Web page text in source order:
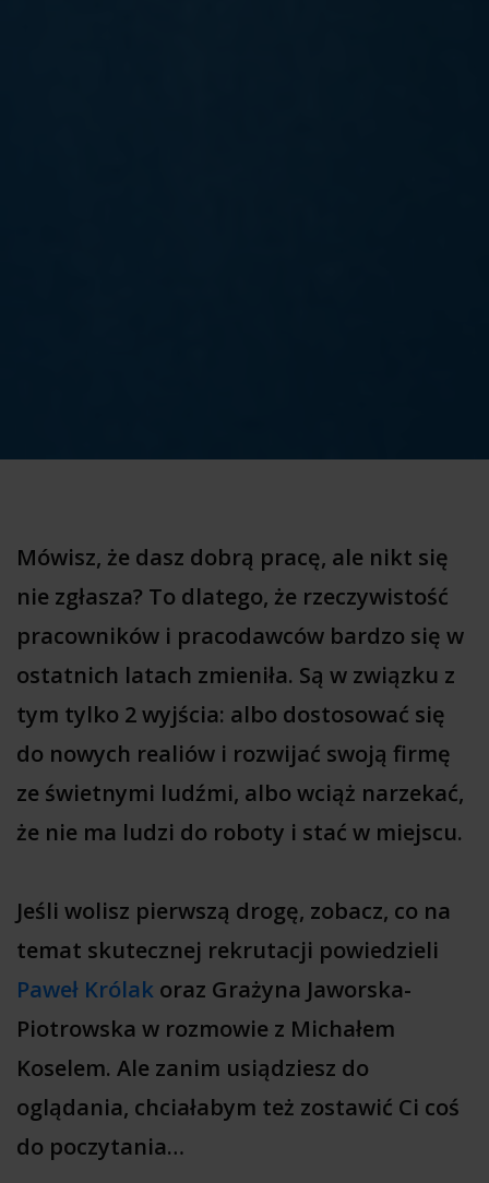
Mówisz, że dasz dobrą pracę, ale nikt się
nie zgłasza? To dlatego, że rzeczywistość
pracowników i pracodawców bardzo się w
ostatnich latach zmieniła. Są w związku z
tym tylko 2 wyjścia: albo dostosować się
do nowych realiów i rozwijać swoją firmę
ze świetnymi ludźmi, albo wciąż narzekać,
że nie ma ludzi do roboty i stać w miejscu.
Jeśli wolisz pierwszą drogę, zobacz, co na
temat skutecznej rekrutacji powiedzieli
Paweł Królak oraz Grażyna Jaworska-
Piotrowska w rozmowie z Michałem
Koselem. Ale zanim usiądziesz do
oglądania, chciałabym też zostawić Ci coś
do poczytania…